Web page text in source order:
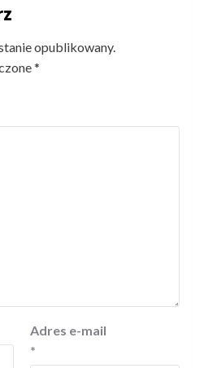
opublikowany.
*
Adres e-mail
*